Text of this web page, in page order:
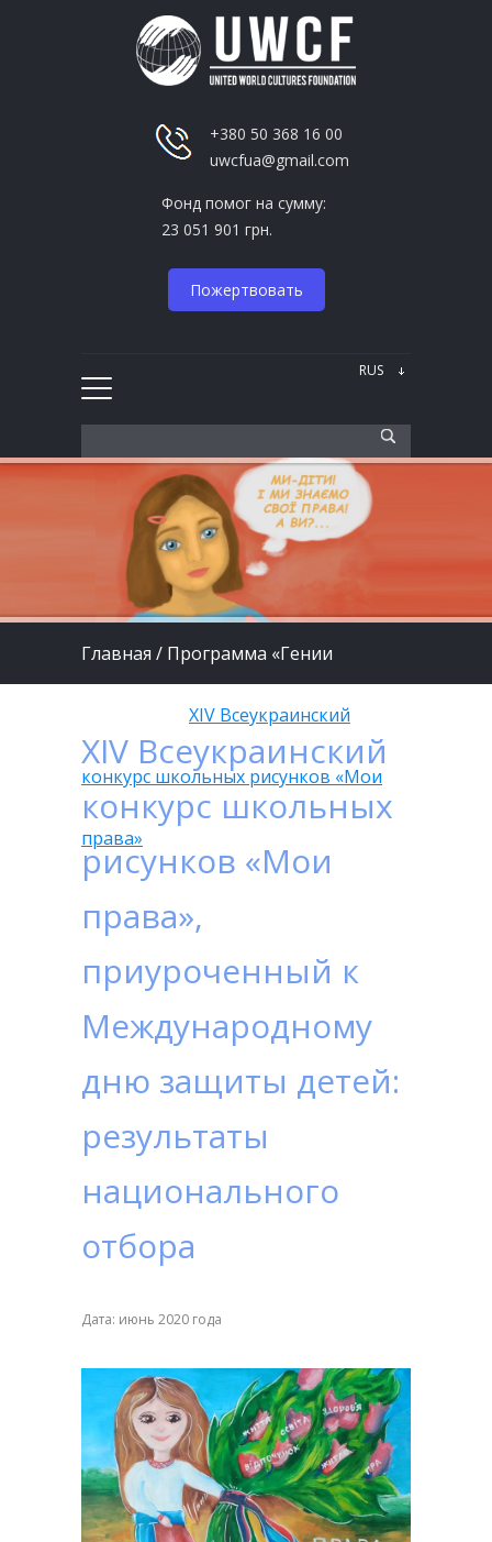
+380 50 368 16 00
uwcfua@gmail.com
Фонд помог на сумму:
23 051 901 грн.
Пожертвовать
Главная / Программа «Гении
XIV Всеукраинский
конкурс школьных рисунков «Мои
права»
XIV Всеукраинский
конкурс школьных
рисунков «Мои
права»,
приуроченный к
Международному
дню защиты детей:
результаты
национального
отбора
Дата: июнь 2020 года